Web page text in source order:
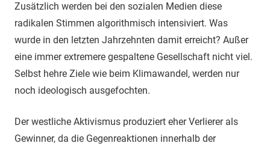
Zusätzlich werden bei den sozialen Medien diese
radikalen Stimmen algorithmisch intensiviert. Was
wurde in den letzten Jahrzehnten damit erreicht? Außer
eine immer extremere gespaltene Gesellschaft nicht viel.
Selbst hehre Ziele wie beim Klimawandel, werden nur
noch ideologisch ausgefochten.
Der westliche Aktivismus produziert eher Verlierer als
Gewinner, da die Gegenreaktionen innerhalb der